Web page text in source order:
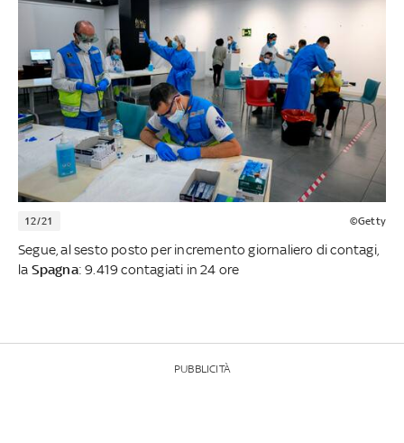
12/21 ©Getty
Segue, al sesto posto per incremento giornaliero di contagi,
la Spagna: 9.419 contagiati in 24 ore
PUBBLICITÀ